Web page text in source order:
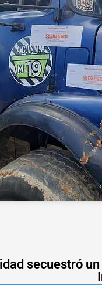
secuestró